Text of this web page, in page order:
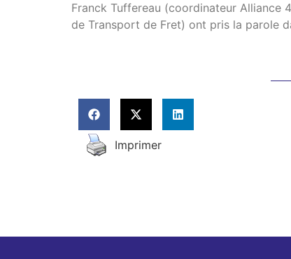
Franck Tuffereau (coordinateur Alliance
de Transport de Fret) ont pris la parole
Imprimer